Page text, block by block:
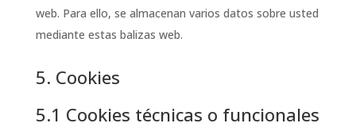
web. Para ello, se almacenan varios datos sobre usted
mediante estas balizas web.
5. Cookies
5.1 Cookies técnicas o funcionales